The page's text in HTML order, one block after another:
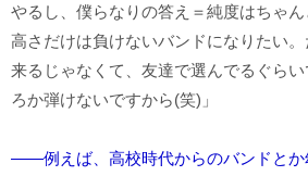
やるし、僕らなりの答え＝純度はちゃ
高さだけは負けないバンドになりたい
来るじゃなくて、友達で選んでるぐら
ろか弾けないですから(笑)」
――例えば、高校時代からのバンドとか